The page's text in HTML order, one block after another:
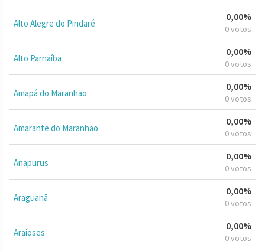
Alto Alegre do Pindaré
0,00%
0 votos
Alto Parnaíba
0,00%
0 votos
Amapá do Maranhão
0,00%
0 votos
Amarante do Maranhão
0,00%
0 votos
Anapurus
0,00%
0 votos
Araguanã
0,00%
0 votos
Araioses
0,00%
0 votos